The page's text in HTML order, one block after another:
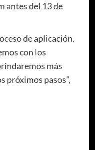
antes del 13 de
de aplicación.
con los
más
próximos pasos”,